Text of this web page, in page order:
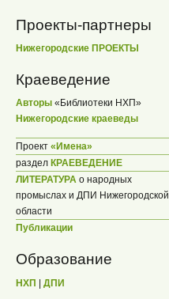
Проекты-партнеры
Нижегородские ПРОЕКТЫ
Краеведение
Авторы «Библиотеки НХП»
Нижегородские краеведы
Проект «Имена»
раздел КРАЕВЕДЕНИЕ
ЛИТЕРАТУРА о народных
промыслах и ДПИ Нижегородской
области
Публикации
Образование
НХП | ДПИ